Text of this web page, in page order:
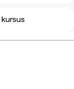
kursus